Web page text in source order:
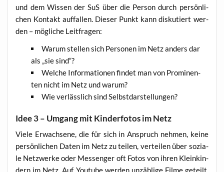
und dem Wis­sen der SuS über die Per­son durch per­sön­li­
chen Kon­takt auf­fal­len. Die­ser Punkt kann dis­ku­tiert wer­
den – mög­li­che Leitfragen:
War­um stel­len sich Per­so­nen im Netz anders dar
als „sie sind“?
Wel­che Infor­ma­tio­nen fin­det man von Pro­mi­nen­
ten nicht im Netz und warum?
Wie ver­läss­lich sind Selbstdarstellungen?
Idee 3 – Umgang mit Kinderfotos im Netz
Vie­le Erwach­se­ne, die für sich in Anspruch neh­men, kei­ne
per­sön­li­chen Daten im Netz zu tei­len, ver­tei­len über sozia­
le Netz­wer­ke oder Mes­sen­ger oft Fotos von ihren Klein­kin­
dern im Netz. Auf You­tube wer­den unzäh­li­ge Fil­me geteilt,